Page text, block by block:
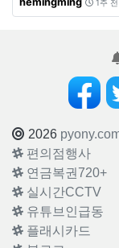
1주 전
2026
편의점행사
연금복권720+
실시간CCTV
유튜브인급동
플래시카드